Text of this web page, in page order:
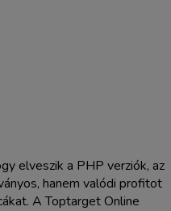
elveszik a PHP verziók, az
hanem valódi profitot
A Toptarget Online